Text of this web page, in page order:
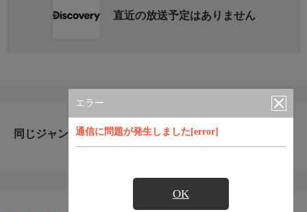
エラー
通信に問題が発生しました[error]
OK
直近の放送予定はありません
同じジャンルのおすすめ番組